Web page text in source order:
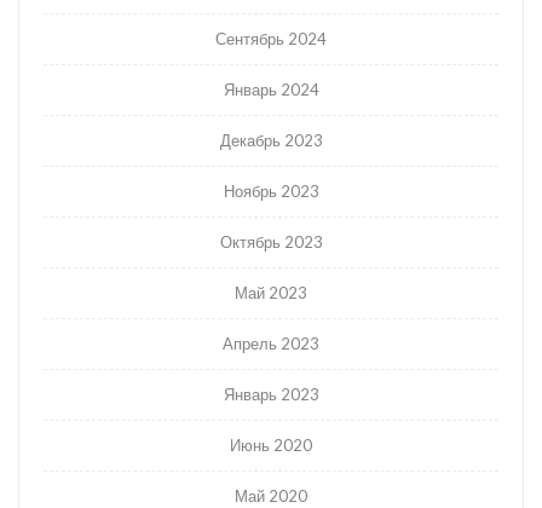
Сентябрь 2024
Январь 2024
Декабрь 2023
Ноябрь 2023
Октябрь 2023
Май 2023
Апрель 2023
Январь 2023
Июнь 2020
Май 2020